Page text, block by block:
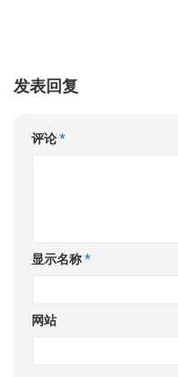
发表回复
评论*
显示名称*
网站